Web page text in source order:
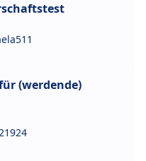
(werdende)